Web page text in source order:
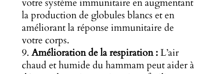
la production de globules blancs et en
améliorant la réponse immunitaire de
votre corps.
Amélioration de la respiration :L’air
chaud et humide du hammam peut aider à